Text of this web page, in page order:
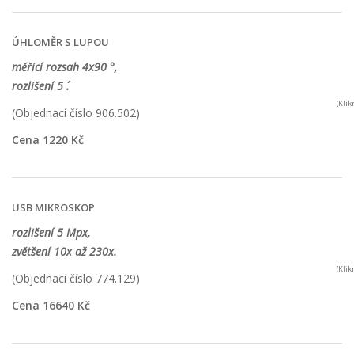
ÚHLOMĚR S LUPOU
měřicí rozsah 4x90 °,
rozlišení 5 ´.
(Objednací číslo 906.502)
Cena 1220 Kč
USB MIKROSKOP
rozlišení 5 Mpx,
zvětšení 10x až 230x.
(Objednací číslo 774.129)
Cena 16640 Kč